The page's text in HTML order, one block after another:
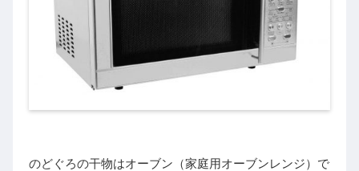
のどぐろの干物はオーブン（家庭用オーブンレンジ）で